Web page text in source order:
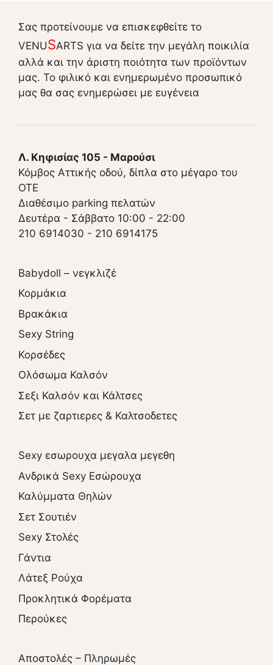
Σας προτείνουμε να επισκεφθείτε το
VENUSARTS για να δείτε την μεγάλη ποικιλία
αλλά και την άριστη ποιότητα των προϊόντων
μας. Το φιλικό και ενημερωμένο προσωπικό
μας θα σας ενημερώσει με ευγένεια
Λ. Κηφισίας 105 - Μαρούσι
Κόμβος Αττικής οδού, δίπλα στο μέγαρο του
ΟΤΕ
Διαθέσιμο parking πελατών
Δευτέρα - Σάββατο 10:00 - 22:00
210 6914030 - 210 6914175
Babydoll – νεγκλιζέ
Κορμάκια
Βρακάκια
Sexy String
Κορσέδες
Ολόσωμα Καλσόν
Σεξι Καλσόν και Κάλτσες
Σετ με ζαρτιερες & Καλτσοδετες
Sexy εσωρουχα μεγαλα μεγεθη
Ανδρικά Sexy Εσώρουχα
Καλύμματα Θηλών
Σετ Σουτιέν
Sexy Στολές
Γάντια
Λάτεξ Ρούχα
Προκλητικά Φορέματα
Περούκες
Αποστολές – Πληρωμές